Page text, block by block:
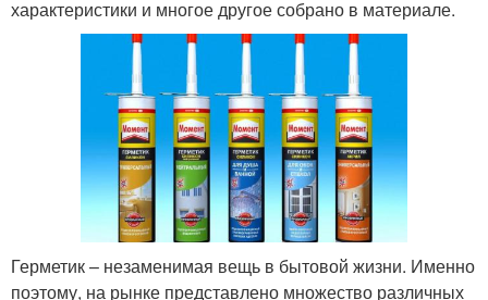
характеристики и многое другое собрано в материале.
Герметик – незаменимая вещь в бытовой жизни. Именно
поэтому, на рынке представлено множество различных